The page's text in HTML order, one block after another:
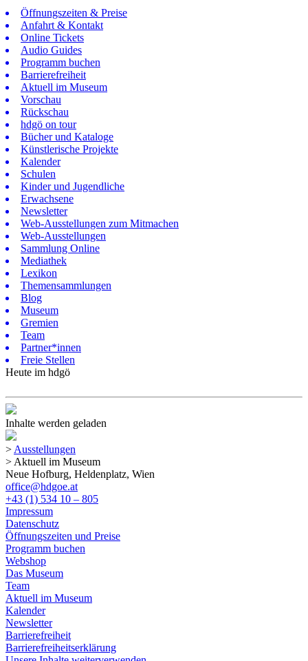
Öffnungszeiten & Preise
Anfahrt & Kontakt
Online Tickets
Audio Guides
Programm buchen
Barrierefreiheit
Aktuell im Museum
Vorschau
Rückschau
hdgö on tour
Bücher und Kataloge
Künstlerische Projekte
Kalender
Schulen
Kinder und Jugendliche
Erwachsene
Newsletter
Web-Ausstellungen zum Mitmachen
Web-Ausstellungen
Sammlung Online
Mediathek
Lexikon
Themensammlungen
Blog
Museum
Gremien
Team
Partner*innen
Freie Stellen
Heute im hdgö
Inhalte werden geladen
> Ausstellungen
> Aktuell im Museum
Neue Hofburg, Heldenplatz, Wien
office@hdgoe.at
+43 (1) 534 10 – 805
Impressum
Datenschutz
Öffnungszeiten und Preise
Programm buchen
Webshop
Das Museum
Team
Aktuell im Museum
Kalender
Newsletter
Barrierefreiheit
Barrierefreiheitserklärung